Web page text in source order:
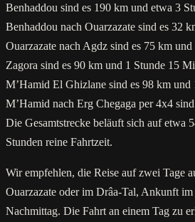
Benhaddou sind es 190 km und etwa 3
Benhaddou nach Ouarzazate sind es 32
Ouarzazate nach Agdz sind es 75 km
Zagora sind es 90 km und 1 Stunde 15
M’Hamid El Ghizlane sind es 98 km
M’Hamid nach Erg Chegaga per 4x4
Die Gesamtstrecke beläuft sich auf etwa
Stunden reine Fahrtzeit.
Wir empfehlen, die Reise auf zwei Tage
Ouarzazate oder im Drâa-Tal, Ankunft
Nachmittag. Die Fahrt an einem Tag zu